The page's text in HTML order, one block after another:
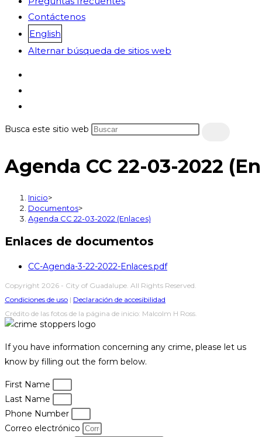
Contáctenos
English
Alternar búsqueda de sitios web
Busca este sitio web
Agenda CC 22-03-2022
Inicio>
Documentos>
Agenda CC 22-03-2022 (Enlaces)
Enlaces de documentos
CC-Agenda-3-22-2022-Enlaces.pdf
Copyright 2026 - City of Guadalupe. All Rights Reserved.
Condiciones de uso | Declaración de accesibilidad
Crédito de las fotos de la página de inicio: Malcolm H Ross.
If you have information concerning any crime, please let us
know by filling out the form below.
First Name
Last Name
Phone Number
Correo electrónico